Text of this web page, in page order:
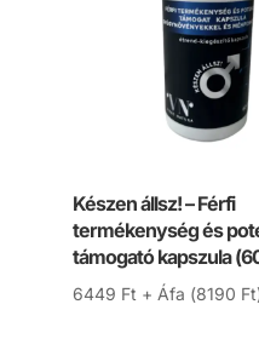
Készen állsz! – Férfi
termékenység és
támogató kapszula
6449 Ft + Áfa (8190 Ft